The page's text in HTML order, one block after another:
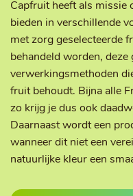
Capfruit heeft als missie
bieden in verschillende
met zorg geselecteerde
behandeld worden, deze
verwerkingsmethoden
fruit behoudt. Bijna alle
zo krijg je dus ook
Daarnaast wordt een
wanneer dit niet een
natuurlijke kleur een